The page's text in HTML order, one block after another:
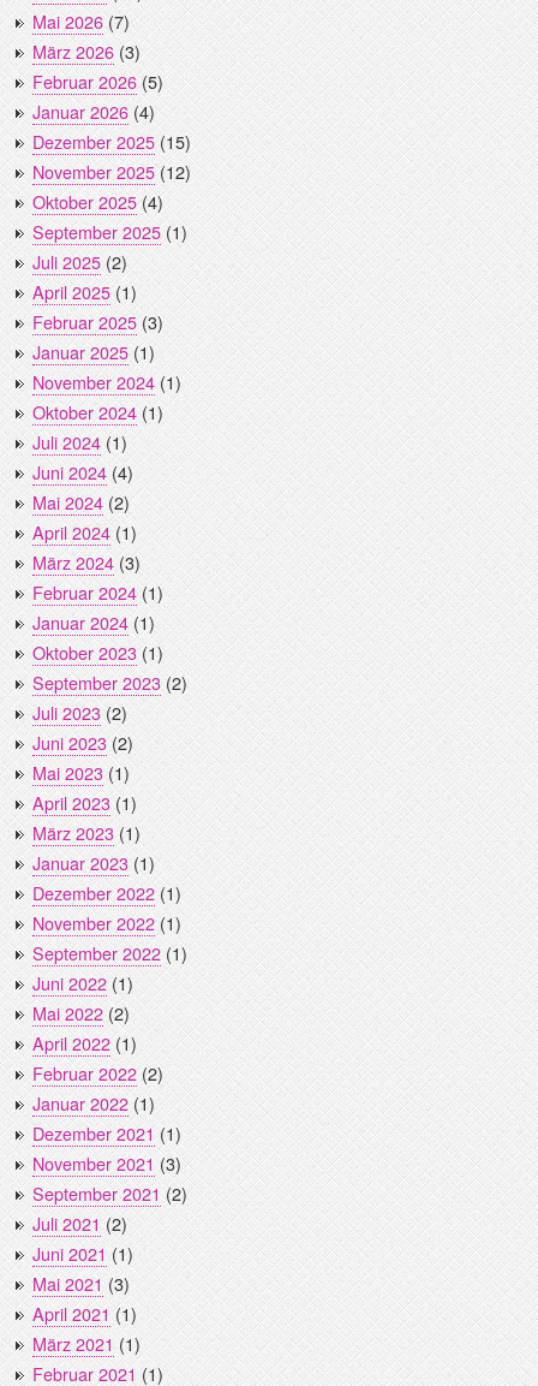
Mai 2026(7)
März 2026(3)
Februar 2026(5)
Januar 2026(4)
Dezember 2025(15)
November 2025(12)
Oktober 2025(4)
September 2025(1)
Juli 2025(2)
April 2025(1)
Februar 2025(3)
Januar 2025(1)
November 2024(1)
Oktober 2024(1)
Juli 2024(1)
Juni 2024(4)
Mai 2024(2)
April 2024(1)
März 2024(3)
Februar 2024(1)
Januar 2024(1)
Oktober 2023(1)
September 2023(2)
Juli 2023(2)
Juni 2023(2)
Mai 2023(1)
April 2023(1)
März 2023(1)
Januar 2023(1)
Dezember 2022(1)
November 2022(1)
September 2022(1)
Juni 2022(1)
Mai 2022(2)
April 2022(1)
Februar 2022(2)
Januar 2022(1)
Dezember 2021(1)
November 2021(3)
September 2021(2)
Juli 2021(2)
Juni 2021(1)
Mai 2021(3)
April 2021(1)
März 2021(1)
Februar 2021(1)